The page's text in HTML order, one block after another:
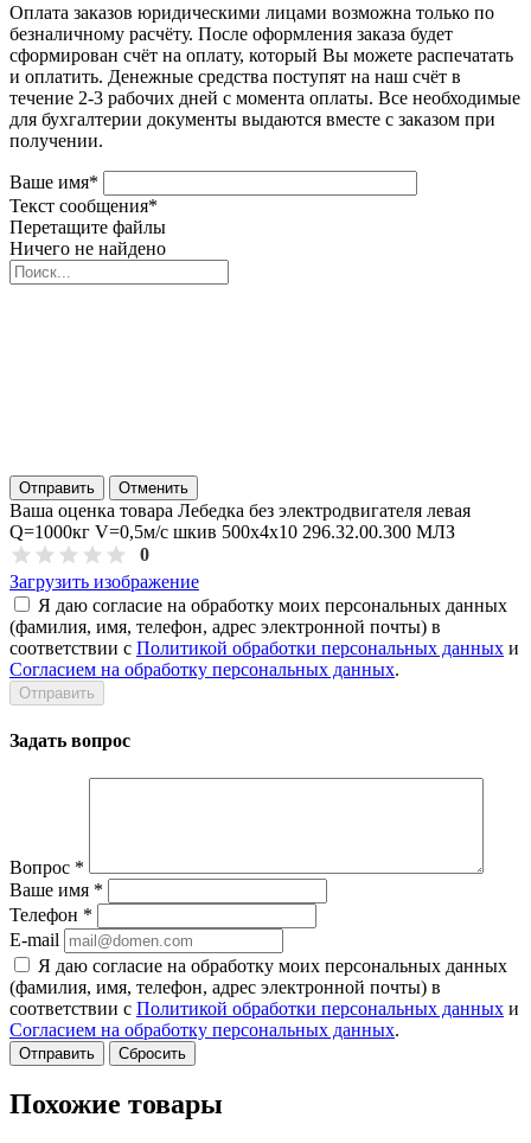
Оплата заказов юридическими лицами возможна только по
безналичному расчёту. После оформления заказа будет
сформирован счёт на оплату, который Вы можете распечатать
и оплатить. Денежные средства поступят на наш счёт в
течение 2-3 рабочих дней с момента оплаты. Все необходимые
для бухгалтерии документы выдаются вместе с заказом при
получении.
Ваше имя*
Текст сообщения*
Перетащите файлы
Ничего не найдено
Отправить Отменить
Ваша оценка товара Лебедка без электродвигателя левая
Q=1000кг V=0,5м/с шкив 500х4х10 296.32.00.300 МЛЗ
0
Загрузить изображение
Я даю согласие на обработку моих персональных данных
(фамилия, имя, телефон, адрес электронной почты) в
соответствии с Политикой обработки персональных данных и
Согласием на обработку персональных данных.
Задать вопрос
Вопрос *
Ваше имя *
Телефон *
E-mail
Я даю согласие на обработку моих персональных данных
(фамилия, имя, телефон, адрес электронной почты) в
соответствии с Политикой обработки персональных данных и
Согласием на обработку персональных данных.
Сбросить
Похожие товары